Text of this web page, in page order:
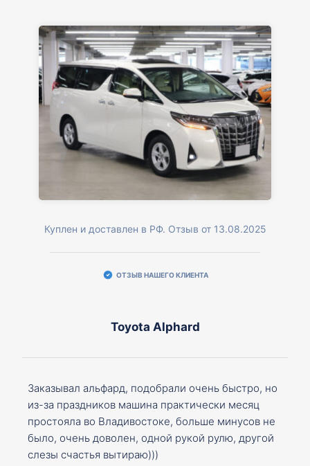
Куплен и доставлен в РФ. Отзыв от 13.08.2025
ОТЗЫВ НАШЕГО КЛИЕНТА
Toyota Alphard
Заказывал альфард, подобрали очень быстро, но
из-за праздников машина практически месяц
простояла во Владивостоке, больше минусов не
было, очень доволен, одной рукой рулю, другой
слезы счастья вытираю)))